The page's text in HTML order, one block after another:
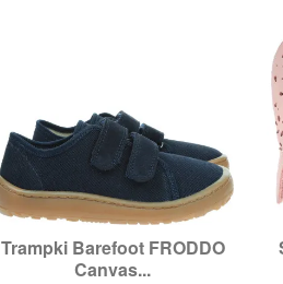
Trampki Barefoot FRODDO
Canvas...
Szybki podgląd
Rozmiary:34,